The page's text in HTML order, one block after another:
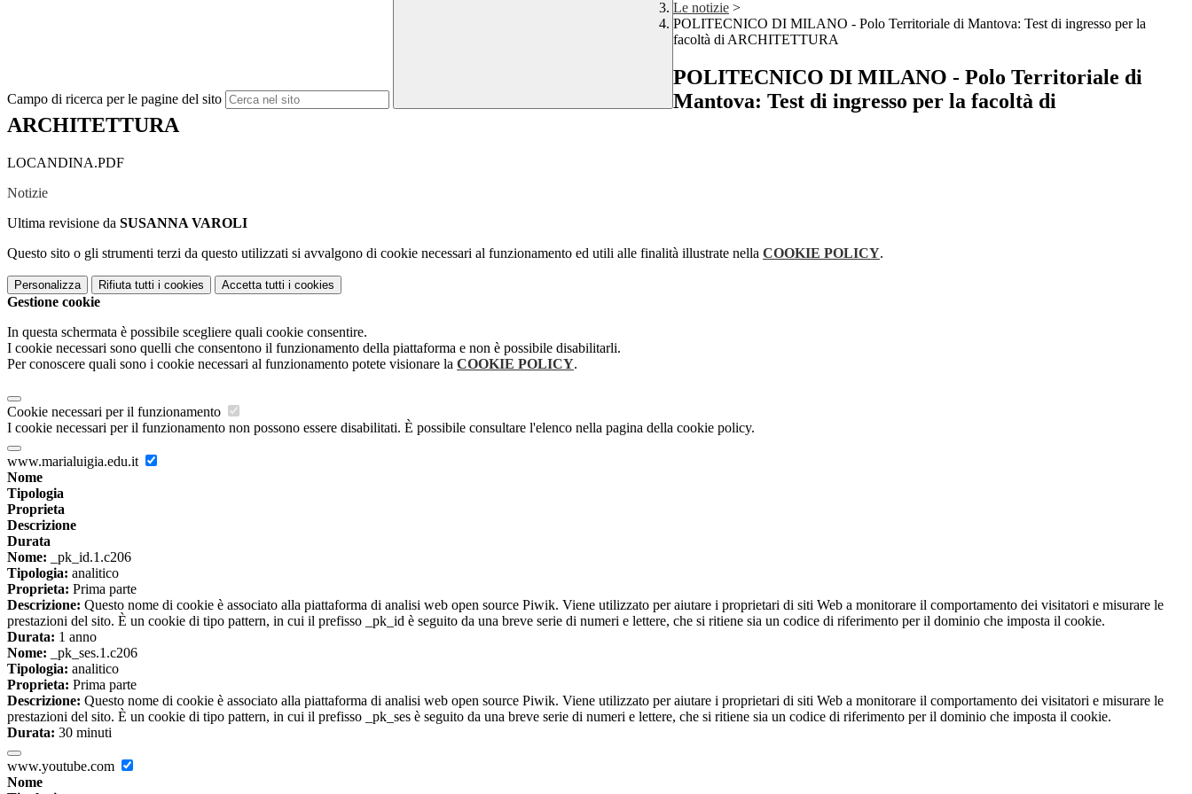
Campo di ricerca per le pagine del sito
Le notizie >
POLITECNICO DI MILANO - Polo Territoriale di Mantova: Test di ingresso per la
facoltà di ARCHITETTURA
POLITECNICO DI MILANO - Polo Territoriale di
Mantova: Test di ingresso per la facoltà di
ARCHITETTURA
LOCANDINA.PDF
Notizie
Ultima revisione da SUSANNA VAROLI
Questo sito o gli strumenti terzi da questo utilizzati si avvalgono di cookie necessari al funzionamento ed utili alle finalità illustrate nella COOKIE POLICY.
Personalizza Rifiuta tutti i cookies Accetta tutti i cookies
Gestione cookie
In questa schermata è possibile scegliere quali cookie consentire.
I cookie necessari sono quelli che consentono il funzionamento della piattaforma e non è possibile disabilitarli.
Per conoscere quali sono i cookie necessari al funzionamento potete visionare la COOKIE POLICY.
Cookie necessari per il funzionamento
I cookie necessari per il funzionamento non possono essere disabilitati. È possibile consultare l'elenco nella pagina della cookie policy.
www.marialuigia.edu.it
Nome
Tipologia
Proprieta
Descrizione
Durata
Nome: _pk_id.1.c206
Tipologia: analitico
Proprieta: Prima parte
Descrizione: Questo nome di cookie è associato alla piattaforma di analisi web open source Piwik. Viene utilizzato per aiutare i proprietari di siti Web a monitorare il comportamento dei visitatori e misurare le
prestazioni del sito. È un cookie di tipo pattern, in cui il prefisso _pk_id è seguito da una breve serie di numeri e lettere, che si ritiene sia un codice di riferimento per il dominio che imposta il cookie.
Durata: 1 anno
Nome: _pk_ses.1.c206
Tipologia: analitico
Proprieta: Prima parte
Descrizione: Questo nome di cookie è associato alla piattaforma di analisi web open source Piwik. Viene utilizzato per aiutare i proprietari di siti Web a monitorare il comportamento dei visitatori e misurare le
prestazioni del sito. È un cookie di tipo pattern, in cui il prefisso _pk_ses è seguito da una breve serie di numeri e lettere, che si ritiene sia un codice di riferimento per il dominio che imposta il cookie.
Durata: 30 minuti
www.youtube.com
Nome